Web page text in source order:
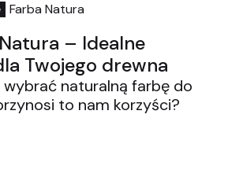
Farba Natura
2026
– Idealne
Twojego drewna
naturalną farbę do
to nam korzyści?